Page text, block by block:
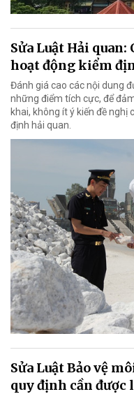
Sửa Luật Hải
hoạt động kiểm
Đánh giá cao các nội dung
những điểm tích cực, để
khai, không ít ý kiến đề nghị
định hải quan.
Sửa Luật Bảo vệ
quy định cần được